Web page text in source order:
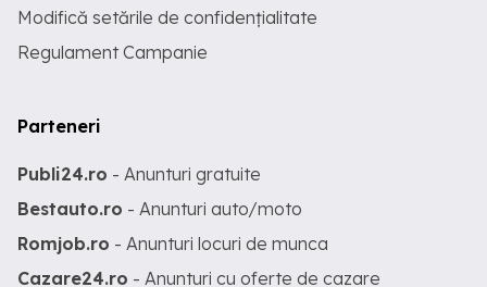
Modifică setările de confidențialitate
Regulament Campanie
Parteneri
Publi24.ro - Anunturi gratuite
Bestauto.ro - Anunturi auto/moto
Romjob.ro - Anunturi locuri de munca
Cazare24.ro - Anunturi cu oferte de cazare